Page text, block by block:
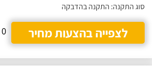
סוג התקנה: התקנה בהדבקה
לצפייה בהצעות מחיר
0 הצעות מחיר